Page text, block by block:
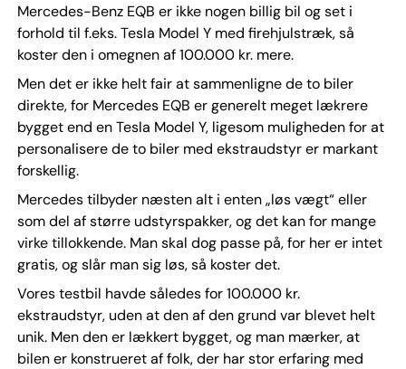
Mercedes-Benz EQB er ikke nogen billig bil og set i
forhold til f.eks. Tesla Model Y med firehjulstræk, så
koster den i omegnen af 100.000 kr. mere.
Men det er ikke helt fair at sammenligne de to biler
direkte, for Mercedes EQB er generelt meget lækrere
bygget end en Tesla Model Y, ligesom muligheden for at
personalisere de to biler med ekstraudstyr er markant
forskellig.
Mercedes tilbyder næsten alt i enten „løs vægt“ eller
som del af større udstyrspakker, og det kan for mange
virke tillokkende. Man skal dog passe på, for her er intet
gratis, og slår man sig løs, så koster det.
Vores testbil havde således for 100.000 kr.
ekstraudstyr, uden at den af den grund var blevet helt
unik. Men den er lækkert bygget, og man mærker, at
bilen er konstrueret af folk, der har stor erfaring med